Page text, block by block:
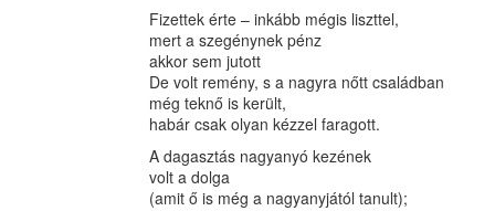
Fizettek érte – inkább mégis liszttel,
mert a szegénynek pénz
akkor sem jutott
De volt remény, s a nagyra nőtt családban
még teknő is került,
habár csak olyan kézzel faragott.
A dagasztás nagyanyó kezének
volt a dolga
(amit ő is még a nagyanyjától tanult);